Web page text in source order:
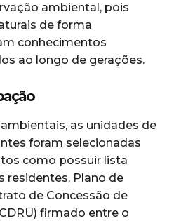
ambiental, pois
de forma
conhecimentos
ao longo de gerações.
as unidades de
foram selecionadas
como possuir lista
residentes, Plano de
de Concessão de
firmado entre o